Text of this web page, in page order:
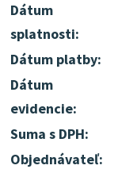
Dátum
splatnosti:
Dátum platby:
Dátum
evidencie:
Suma s DPH:
Objednávateľ: